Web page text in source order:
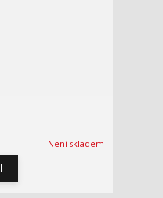
Není skladem